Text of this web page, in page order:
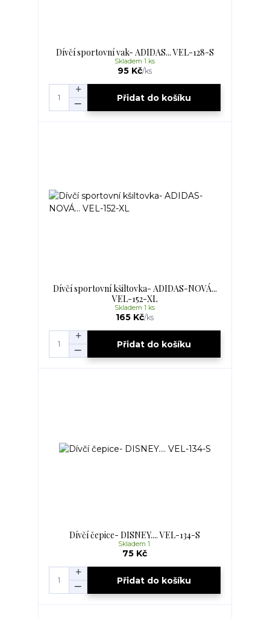
Dívčí sportovní vak- ADIDAS... VEL-128-S
95 Kč/ks
Skladem 1 ks
Přidat do košíku
Dívčí sportovní kšiltovka- ADIDAS-NOVÁ...
VEL-152-XL
165 Kč/ks
Skladem 1 ks
Přidat do košíku
Dívčí čepice- DISNEY.... VEL-134-S
75 Kč
Skladem 1
Přidat do košíku